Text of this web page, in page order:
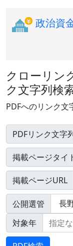
政治資
クローリン
ク文字列検
PDFへのリンク文
PDFリンク文字
掲載ページタイ
掲載ページURL
公開選管
対象年